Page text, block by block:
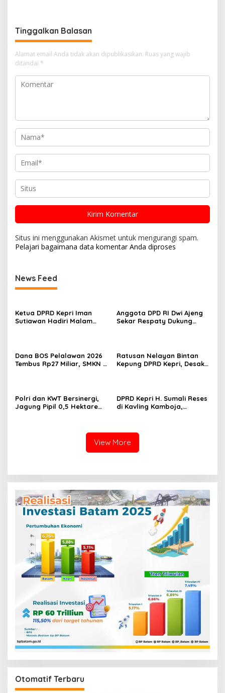
Tinggalkan Balasan
Alamat email Anda tidak akan dipublikasikan. Ruas yang wajib
ditandai *
Situs ini menggunakan Akismet untuk mengurangi spam.
Pelajari bagaimana data komentar Anda diproses
News Feed
Ketua DPRD Kepri Iman
Sutiawan Hadiri Malam
Anggota DPD RI Dwi Ajeng
Sekar Respaty Dukung
Dana BOS Pelalawan 2026
Tembus Rp27 Miliar, SMKN 1
Ratusan Nelayan Bintan
Kepung DPRD Kepri, Desak
Polri dan KWT Bersinergi,
Jagung Pipil 0,5 Hektare
DPRD Kepri H. Sumali Reses
di Kavling Kamboja,
View More
Otomatif Terbaru